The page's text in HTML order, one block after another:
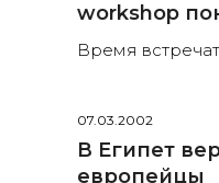
workshop
Время
07.03.2002
В Египет
европейцы